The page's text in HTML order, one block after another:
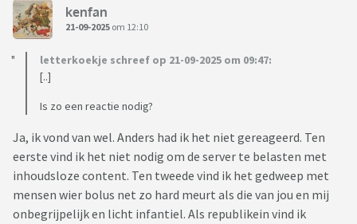
kenfan
21-09-2025 om 12:10
letterkoekje schreef op 21-09-2025 om 09:47:
[..]
Is zo een reactie nodig?
Ja, ik vond van wel. Anders had ik het niet gereageerd. Ten
eerste vind ik het niet nodig om de server te belasten met
inhoudsloze content. Ten tweede vind ik het gedweep met
mensen wier bolus net zo hard meurt als die van jou en mij
onbegrijpelijk en licht infantiel. Als republikein vind ik